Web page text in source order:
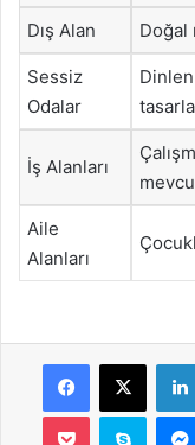
Dış Alan Doğal
Sessiz
Odalar
İş Alanları
Aile
Alanları
Facebook
X
Pocket Skype